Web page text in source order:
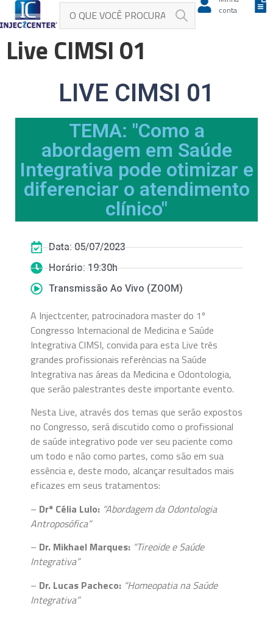
conta
Live CIMSI 01
LIVE CIMSI 01
TEMA: "Como a
abordagem em Saúde
Integrativa pode otimizar e
diferenciar o atendimento
clínico"
Data: 05/07/2023
Horário: 19:30h
Transmissão Ao Vivo (ZOOM)
A Injectcenter, patrocinadora master do 1º
Congresso Internacional de Medicina e Saúde
Integrativa CIMSI, convida para esta Live três
grandes profissionais referências na Saúde
Integrativa nas áreas da Medicina e Odontologia,
que serão palestrantes deste importante evento.
Nesta Live, através dos temas que serão expostos
no Congresso, será discutido como o profissional
de saúde integrativo pode ver seu paciente como
um todo e não como partes, como são em sua
essência e, deste modo, alcançar resultados mais
eficazes em seus tratamentos:
– Drª Célia Lulo: “Abordagem da Odontologia
Antroposófica”
– Dr. Mikhael Marques: “Tireoide e Saúde
Integrativa”
– Dr. Lucas Pacheco: “Homeopatia na Saúde
Integrativa”